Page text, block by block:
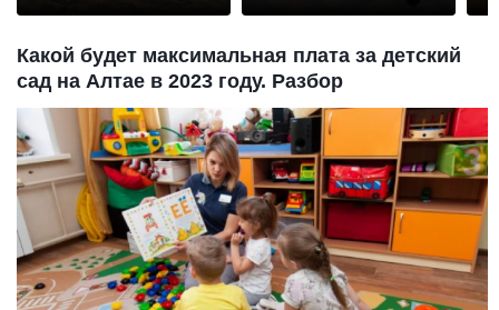
Какой будет максимальная плата за детский
сад на Алтае в 2023 году. Разбор